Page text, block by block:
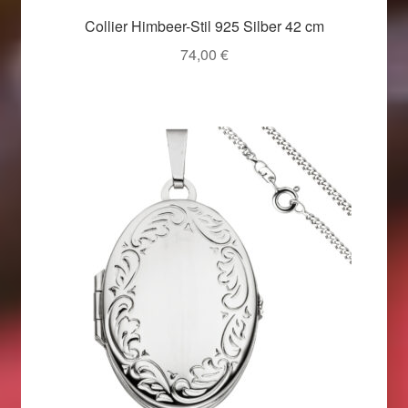
Im Gedenken an
Karneval 2019 – Schmuck zu Fasching & Co.
Karneval 2020 – Schmuck zu Fasching & Co.
Liefer- und Versandkosten
Magisches und Festliches zu Halloween
Collier Himbeer-Stil 925 Silber 42 cm
74,00 €